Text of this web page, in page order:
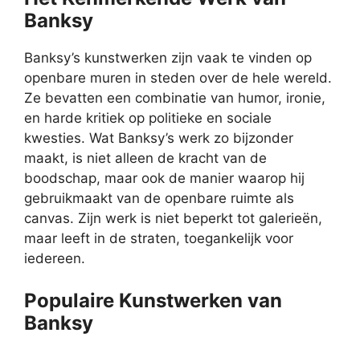
Banksy
Banksy’s kunstwerken zijn vaak te vinden op
openbare muren in steden over de hele wereld.
Ze bevatten een combinatie van humor, ironie,
en harde kritiek op politieke en sociale
kwesties. Wat Banksy’s werk zo bijzonder
maakt, is niet alleen de kracht van de
boodschap, maar ook de manier waarop hij
gebruikmaakt van de openbare ruimte als
canvas. Zijn werk is niet beperkt tot galerieën,
maar leeft in de straten, toegankelijk voor
iedereen.
Populaire Kunstwerken van
Banksy